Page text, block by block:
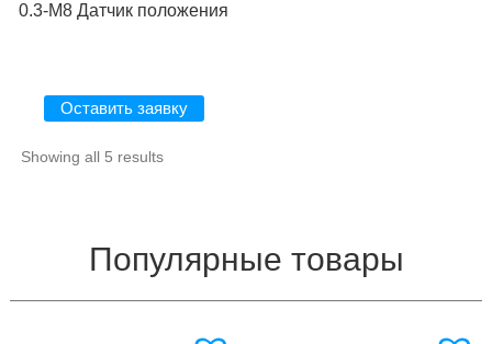
0.3-M8 Датчик положения
Оставить заявку
Showing all 5 results
Популярные товары